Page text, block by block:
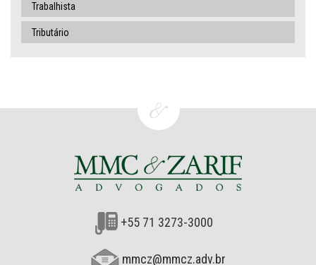
Trabalhista
Tributário
+55 71 3273-3000
mmcz@mmcz.adv.br